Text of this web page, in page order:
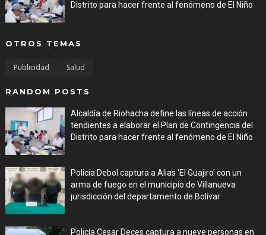
Distrito para hacer frente al fenómeno de El Niño
OTROS TEMAS
Publicidad Salud
RANDOM POSTS
Alcaldía de Riohacha define las líneas de acción
tendientes a elaborar el Plan de Contingencia del
Distrito para hacer frente al fenómeno de El Niño
Policía Debol captura a Alias 'El Guajiro' con un
arma de fuego en el municipio de Villanueva
jurisdicción del departamento de Bolívar
Policía Cesar Deces captura a nueve personas en